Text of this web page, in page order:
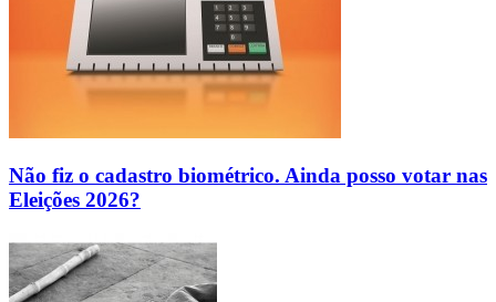
Não fiz o cadastro biométrico. Ainda posso votar nas
Eleições 2026?